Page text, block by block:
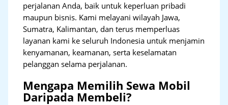
perjalanan Anda, baik untuk keperluan pribadi
maupun bisnis. Kami melayani wilayah Jawa,
Sumatra, Kalimantan, dan terus memperluas
layanan kami ke seluruh Indonesia untuk menjamin
kenyamanan, keamanan, serta keselamatan
pelanggan selama perjalanan.
Mengapa Memilih Sewa Mobil
Daripada Membeli?